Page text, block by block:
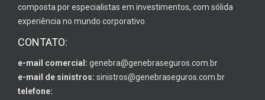
composta por especialistas em investimentos, com sólida
experiência no mundo corporativo.
CONTATO:
e-mail comercial: genebra@genebraseguros.com.br
e-mail de sinistros: sinistros@genebraseguros.com.br
telefone: